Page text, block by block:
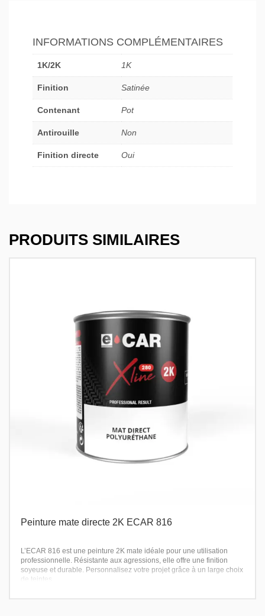
INFORMATIONS COMPLÉMENTAIRES
1K/2K 1K
Finition Satinée
Contenant Pot
Antirouille Non
Finition directe Oui
PRODUITS SIMILAIRES
Peinture mate directe 2K ECAR 816
L’ECAR 816 est une peinture 2K mate idéale pour une utilisation
professionnelle. Résistante aux agressions, elle offre une finition
soyeuse et durable. Personnalisez votre projet grâce à un large choix
de teintes.